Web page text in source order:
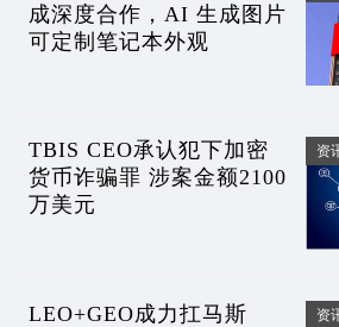
成深度合作，AI 生成图片
可定制笔记本外观
TBIS CEO承认犯下加密
货币诈骗罪 涉案金额2100
万美元
资
LEO+GEO成力扛马斯 资